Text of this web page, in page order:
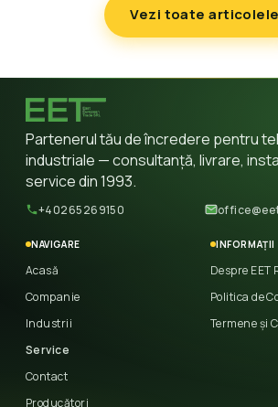
Vezi toate articolele
Partenerul tău de încredere pentru
industriale — consultanță, livrare,
service din 1993.
+40265269150
NAVIGARE
Acasă
Companie
Industrii
Service
Contact
Producători
INFORMAȚII
Despre EET
Politica de
Termene și